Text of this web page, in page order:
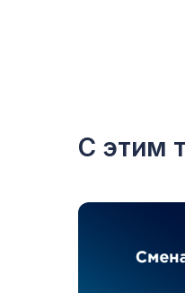
С этим